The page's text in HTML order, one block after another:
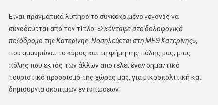
Είναι πραγματικά λυπηρό το συγκεκριμένο γεγονός να
συνοδεύεται από τον τίτλο: «Σκόνταψε στο δολοφονικό
πεζόδρομο της Κατερίνης. Νοσηλεύεται στη ΜΕΘ Κατερίνης»,
που αμαυρώνει το κύρος και τη φήμη της πόλης μας, μιας
πόλης που εκτός των άλλων αποτελεί έναν σημαντικό
τουριστικό προορισμό της χώρας μας, για μικροπολιτική και
δημιουργία σκοπίμων εντυπώσεων.